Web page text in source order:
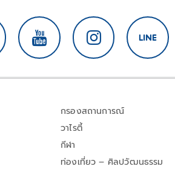
กรองสถานการณ์
วาไรตี้
กีฬา
ท่องเที่ยว – ศิลปวัฒนธรรม